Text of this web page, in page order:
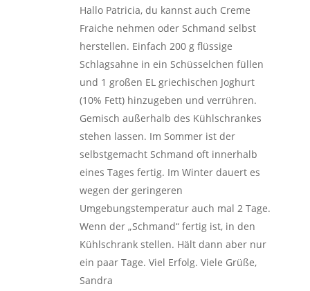
Hallo Patricia, du kannst auch Creme
Fraiche nehmen oder Schmand selbst
herstellen. Einfach 200 g flüssige
Schlagsahne in ein Schüsselchen füllen
und 1 großen EL griechischen Joghurt
(10% Fett) hinzugeben und verrühren.
Gemisch außerhalb des Kühlschrankes
stehen lassen. Im Sommer ist der
selbstgemacht Schmand oft innerhalb
eines Tages fertig. Im Winter dauert es
wegen der geringeren
Umgebungstemperatur auch mal 2 Tage.
Wenn der „Schmand“ fertig ist, in den
Kühlschrank stellen. Hält dann aber nur
ein paar Tage. Viel Erfolg. Viele Grüße,
Sandra